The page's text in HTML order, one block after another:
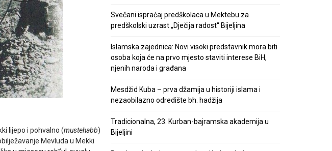
lijepo i pohvalno (mustehabb)
Mevluda u Mekki
Svečani ispraćaj predškolaca u Mektebu za
predškolski uzrast „Dječija radost“ Bijeljina
Islamska zajednica: Novi visoki predstavnik mora biti
osoba koja će na prvo mjesto staviti interese BiH,
njenih naroda i građana
Mesdžid Kuba – prva džamija u historiji islama i
nezaobilazno odredište bh. hadžija
Tradicionalna, 23. Kurban-bajramska akademija u
Bijeljini